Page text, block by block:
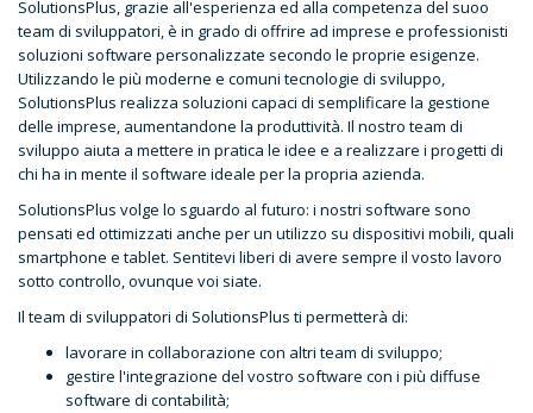
SolutionsPlus, grazie all'esperienza ed alla competenza del suoo
team di sviluppatori, è in grado di offrire ad imprese e professionisti
soluzioni software personalizzate secondo le proprie esigenze.
Utilizzando le più moderne e comuni tecnologie di sviluppo,
SolutionsPlus realizza soluzioni capaci di semplificare la gestione
delle imprese, aumentandone la produttività. Il nostro team di
sviluppo aiuta a mettere in pratica le idee e a realizzare i progetti di
chi ha in mente il software ideale per la propria azienda.
SolutionsPlus volge lo sguardo al futuro: i nostri software sono
pensati ed ottimizzati anche per un utilizzo su dispositivi mobili, quali
smartphone e tablet. Sentitevi liberi di avere sempre il vosto lavoro
sotto controllo, ovunque voi siate.
Il team di sviluppatori di SolutionsPlus ti permetterà di:
lavorare in collaborazione con altri team di sviluppo;
gestire l'integrazione del vostro software con i più diffuse
software di contabilità;